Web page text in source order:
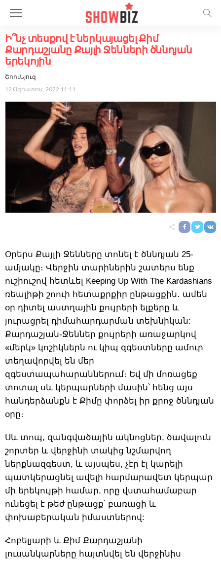
Ի՞նչ տեսքով է ներկայացել Քիմ
Քարդաշյանը Քայլի Ջենների ծննդյան
երեկոյին
ՇոուՆյուզ
12 Օգոստոս, 2022 11:11
Օրերս Քայլի Ջենները տոնել է ծննդյան 25-
ամյակը։ Վերջին տարիներին շատերս ենք
ուշիուշով հետևել Keeping Up With The Kardashians
ռեալիթի շոուի հետաքրքիր ընթացքին․ ամեն
օր դիտել աստղային քույրերի ելքերը և
յուրացրել դիմահարդարման տեխնիկան:
Քարդաշյան-Ջեններ քույրերի առաջարկով
«մերկ» կոշիկներն ու կիպ զգեստները ամուր
տեղավորվել են մեր
զգեստապահարաններում։ Եվ մի մոռացեք
տոտալ սև կերպարների մասին՝ հենց այս
հանդերձանքն է Քիմը փորձել իր քրոջ ծննդյան
օրը։
Սև տոպ, զանգվածային ակնոցներ, ծավալուն
շորտեր և վերջինի տակից նշմարվող
ներքնազգեստ, և այսպես, չէր էլ կարելի
պատկերացնել ավելի հարմարավետ կերպար
մի երեկույթի համար, որը վստահամաբար
ունեցել է թեժ ընթացք՝ բառացի և
փոխաբերական իմաստներով:
Հոբելյարի և Քիմ Քարդաշյանի
լուսանկարները հայտնվել են վերջինիս